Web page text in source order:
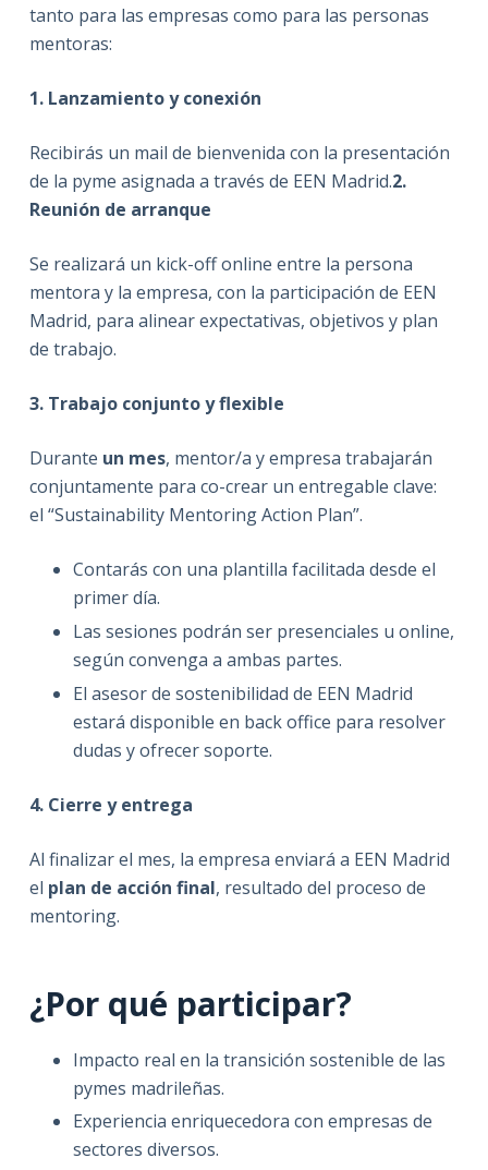
tanto para las empresas como para las personas
mentoras:
1. Lanzamiento y conexión
Recibirás un mail de bienvenida con la presentación
de la pyme asignada a través de EEN Madrid.2.
Reunión de arranque
Se realizará un kick-off online entre la persona
mentora y la empresa, con la participación de EEN
Madrid, para alinear expectativas, objetivos y plan
de trabajo.
3. Trabajo conjunto y flexible
Durante un mes, mentor/a y empresa trabajarán
conjuntamente para co-crear un entregable clave:
el “Sustainability Mentoring Action Plan”.
Contarás con una plantilla facilitada desde el
primer día.
Las sesiones podrán ser presenciales u online,
según convenga a ambas partes.
El asesor de sostenibilidad de EEN Madrid
estará disponible en back office para resolver
dudas y ofrecer soporte.
4. Cierre y entrega
Al finalizar el mes, la empresa enviará a EEN Madrid
el plan de acción final, resultado del proceso de
mentoring.
¿Por qué participar?
Impacto real en la transición sostenible de las
pymes madrileñas.
Experiencia enriquecedora con empresas de
sectores diversos.